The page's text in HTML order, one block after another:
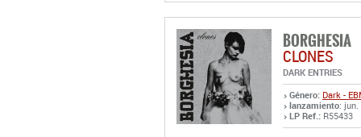
BORGHESIA
CLONES
DARK ENTRIES
Género: Dark -
lanzamiento: jun.
LP Ref.: R55433